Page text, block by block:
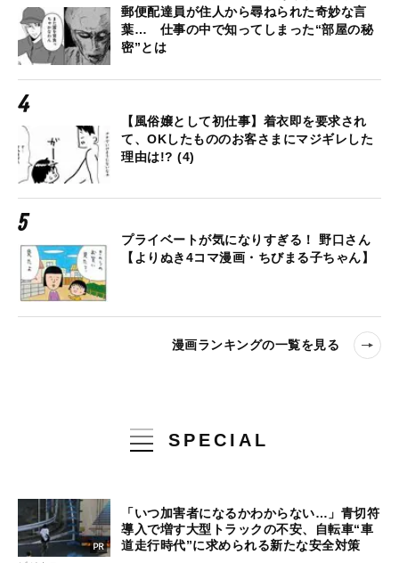
郵便配達員が住人から尋ねられた奇妙な言
葉… 仕事の中で知ってしまった“部屋の秘
密”とは
【風俗嬢として初仕事】着衣即を要求され
て、OKしたもののお客さまにマジギレした
理由は!? (4)
プライベートが気になりすぎる！ 野口さん
【よりぬき4コマ漫画・ちびまる子ちゃん】
漫画ランキングの一覧を見る
SPECIAL
「いつ加害者になるかわからない…」青切符
導入で増す大型トラックの不安、自転車“車
道走行時代”に求められる新たな安全対策